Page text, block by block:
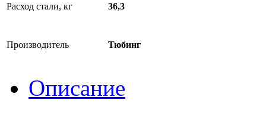
Расход стали, кг 36,3
Производитель Тюбинг
Описание